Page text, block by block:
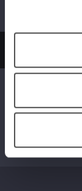
I dischi della
nostra vita